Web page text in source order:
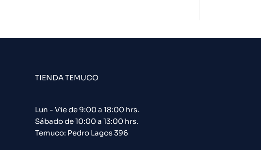
TIENDA TEMUCO
Lun - Vie de 9:00 a 18:00 hrs.
Sábado de 10:00 a 13:00 hrs.
Temuco: Pedro Lagos 396